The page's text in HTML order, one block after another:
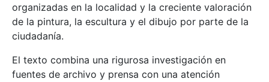
organizadas en la localidad y la creciente valoración
de la pintura, la escultura y el dibujo por parte de la
ciudadanía.
El texto combina una rigurosa investigación en
fuentes de archivo y prensa con una atención